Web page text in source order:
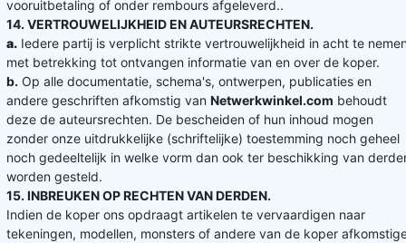
vooruitbetaling of onder rembours afgeleverd..
14. VERTROUWELIJKHEID EN AUTEURSRECHTEN.
a. Iedere partij is verplicht strikte vertrouwelijkheid in acht te
met betrekking tot ontvangen informatie van en over de koper.
b. Op alle documentatie, schema's, ontwerpen, publicaties en
andere geschriften afkomstig van Netwerkwinkel.com behoudt
deze de auteursrechten. De bescheiden of hun inhoud mogen
zonder onze uitdrukkelijke (schriftelijke) toestemming noch geheel
noch gedeeltelijk in welke vorm dan ook ter beschikking van
worden gesteld.
15. INBREUKEN OP RECHTEN VAN DERDEN.
Indien de koper ons opdraagt artikelen te vervaardigen naar
tekeningen, modellen, monsters of andere van de koper